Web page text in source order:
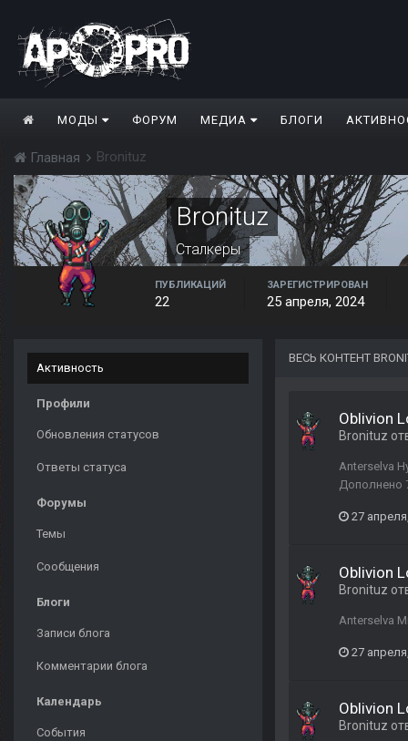
МОДЫ ФОРУМ МЕДИА БЛОГИ
Главная Bronituz
Bronituz
Сталкеры
ПУБЛИКАЦИЙ
22
ЗАРЕГИСТРИРОВАН
25 апреля, 2024
Активность
Профили
Обновления статусов
Ответы статуса
Форумы
Темы
Сообщения
Блоги
Записи блога
Комментарии блога
Календарь
События
ВЕСЬ КОНТЕНТ
Oblivion
Bronituz
Anterselva
Дополнено
27
Oblivion
Bronituz
Anterselva
27
Oblivion
Bronituz